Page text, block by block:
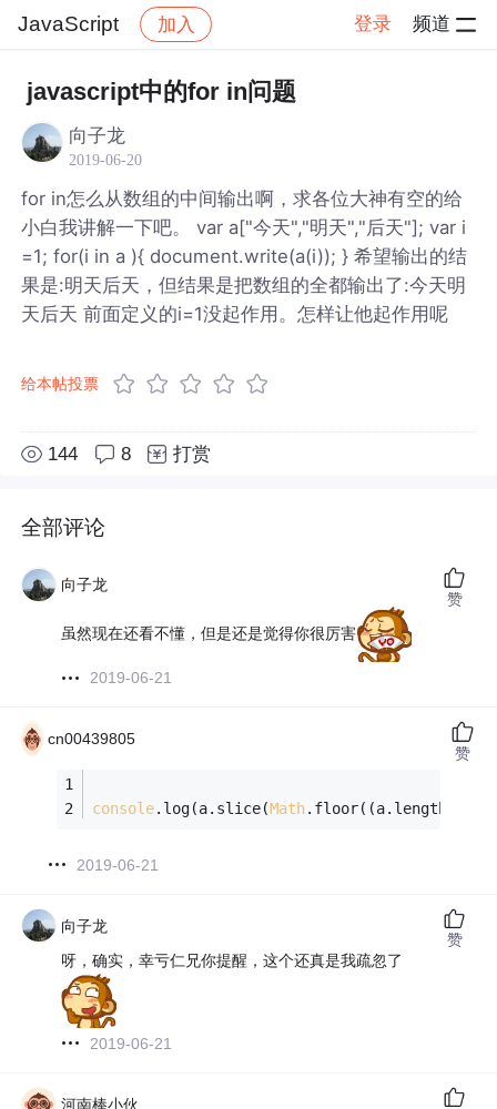
JavaScript 加入 登录 频道
社区 JavaScript 帖子详情
javascript中的for in问题
向子龙
2019-06-20
for in怎么从数组的中间输出啊，求各位大神有空的给
小白我讲解一下吧。 var a["今天","明天","后天"]; var i
=1; for(i in a ){ document.write(a(i)); } 希望输出的结
果是:明天后天，但结果是把数组的全都输出了:今天明
天后天 前面定义的i=1没起作用。怎样让他起作用呢
给本帖投票
144 8 打赏
全部评论
向子龙
虽然现在还看不懂，但是还是觉得你很厉害
2019-06-21
赞
cn00439805
console.log(a.slice(Math.floor((a.length
2019-06-21
赞
向子龙
呀，确实，幸亏仁兄你提醒，这个还真是我疏忽了
2019-06-21
赞
河南棒小伙